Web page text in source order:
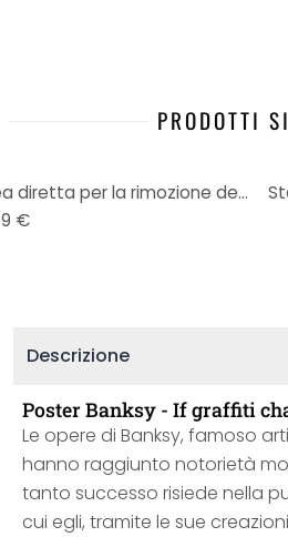
PRODOTTI
Poster Banksy street art - Linea diretta per la rimozione dei graffiti, poster (59 x 42 cm)
€
Descrizione
Poster Banksy - If graffiti
Le opere di Banksy, famoso
hanno raggiunto notorietà
tanto successo risiede nella
cui egli, tramite le sue